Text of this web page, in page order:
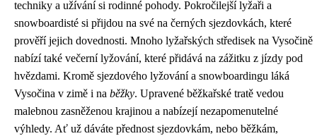
techniky a užívání si rodinné pohody. Pokročilejší lyžaři a
snowboardisté si přijdou na své na černých sjezdovkách, které
prověří jejich dovednosti. Mnoho lyžařských středisek na Vysočině
nabízí také večerní lyžování, které přidává na zážitku z jízdy pod
hvězdami. Kromě sjezdového lyžování a snowboardingu láká
Vysočina v zimě i na běžky. Upravené běžkařské tratě vedou
malebnou zasněženou krajinou a nabízejí nezapomenutelné
výhledy. Ať už dáváte přednost sjezdovkám, nebo běžkám,